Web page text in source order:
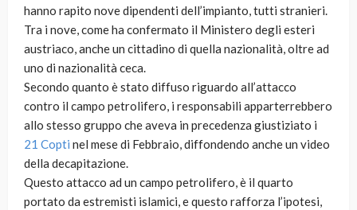
hanno rapito nove dipendenti dell’impianto, tutti stranieri.
Tra i nove, come ha confermato il Ministero degli esteri
austriaco, anche un cittadino di quella nazionalità, oltre ad
uno di nazionalità ceca.
Secondo quanto è stato diffuso riguardo all’attacco
contro il campo petrolifero, i responsabili apparterrebbero
allo stesso gruppo che aveva in precedenza giustiziato i
21 Copti nel mese di Febbraio, diffondendo anche un video
della decapitazione.
Questo attacco ad un campo petrolifero, è il quarto
portato da estremisti islamici, e questo rafforza l’ipotesi,